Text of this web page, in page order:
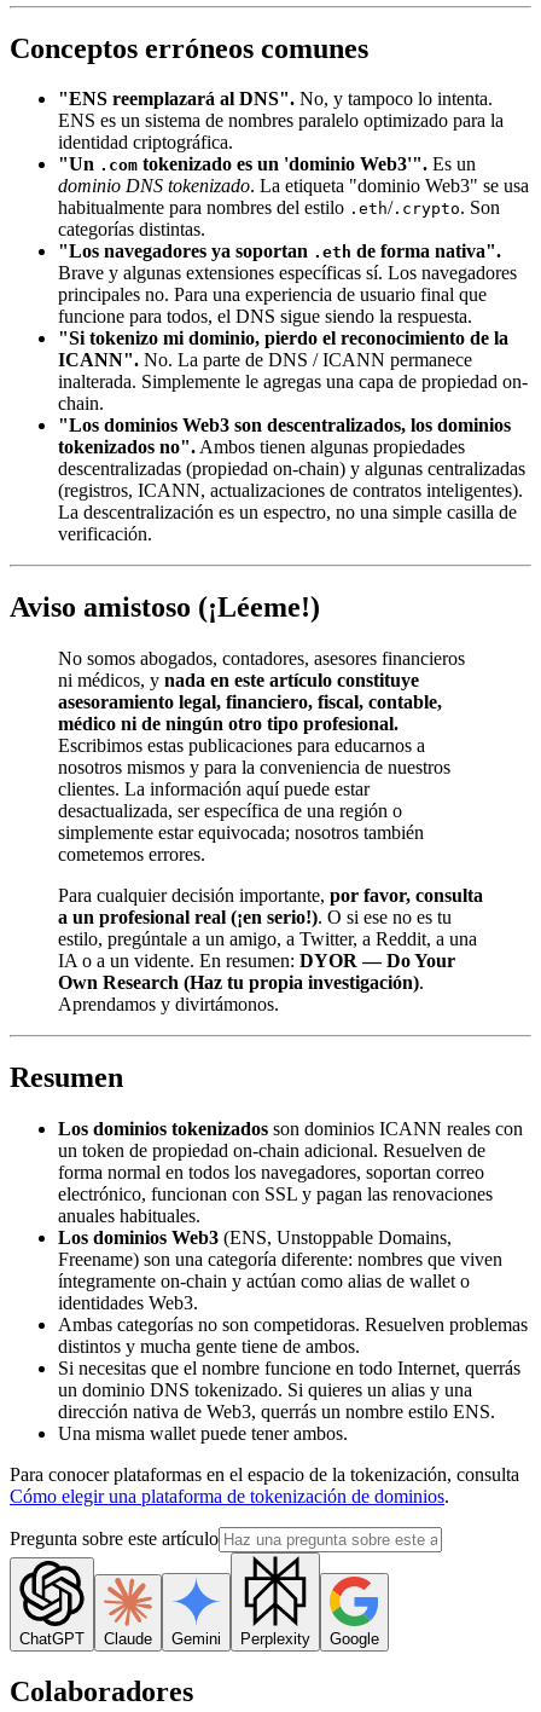
Conceptos erróneos comunes
"ENS reemplazará al DNS". No, y tampoco lo intenta.
ENS es un sistema de nombres paralelo optimizado para la
identidad criptográfica.
"Un .com tokenizado es un 'dominio Web3'". Es un
dominio DNS tokenizado. La etiqueta "dominio Web3" se usa
habitualmente para nombres del estilo .eth/ .crypto. Son
categorías distintas.
"Los navegadores ya soportan .eth de forma nativa".
Brave y algunas extensiones específicas sí. Los navegadores
principales no. Para una experiencia de usuario final que
funcione para todos, el DNS sigue siendo la respuesta.
"Si tokenizo mi dominio, pierdo el reconocimiento de la
ICANN". No. La parte de DNS / ICANN permanece
inalterada. Simplemente le agregas una capa de propiedad on-
chain.
"Los dominios Web3 son descentralizados, los dominios
tokenizados no".Ambos tienen algunas propiedades
descentralizadas (propiedad on-chain) y algunas centralizadas
(registros, ICANN, actualizaciones de contratos inteligentes).
La descentralización es un espectro, no una simple casilla de
verificación.
Aviso amistoso (¡Léeme!)
No somos abogados, contadores, asesores financieros
ni médicos, y nada en este artículo constituye
asesoramiento legal, financiero, fiscal, contable,
médico ni de ningún otro tipo profesional.
Escribimos estas publicaciones para educarnos a
nosotros mismos y para la conveniencia de nuestros
clientes. La información aquí puede estar
desactualizada, ser específica de una región o
simplemente estar equivocada; nosotros también
cometemos errores.
Para cualquier decisión importante, por favor, consulta
a un profesional real (¡en serio!). O si ese no es tu
estilo, pregúntale a un amigo, a Twitter, a Reddit, a una
IA o a un vidente. En resumen: DYOR — Do Your
Own Research (Haz tu propia investigación).
Aprendamos y divirtámonos.
Resumen
Los dominios tokenizados son dominios ICANN reales con
un token de propiedad on-chain adicional. Resuelven de
forma normal en todos los navegadores, soportan correo
electrónico, funcionan con SSL y pagan las renovaciones
anuales habituales.
Los dominios Web3 (ENS, Unstoppable Domains,
Freename) son una categoría diferente: nombres que viven
íntegramente on-chain y actúan como alias de wallet o
identidades Web3.
Ambas categorías no son competidoras. Resuelven problemas
distintos y mucha gente tiene de ambos.
Si necesitas que el nombre funcione en todo Internet, querrás
un dominio DNS tokenizado. Si quieres un alias y una
dirección nativa de Web3, querrás un nombre estilo ENS.
Una misma wallet puede tener ambos.
Para conocer plataformas en el espacio de la tokenización, consulta
Cómo elegir una plataforma de tokenización de dominios.
Pregunta sobre este artículo
ChatGPT Claude Gemini Perplexity Google
Colaboradores